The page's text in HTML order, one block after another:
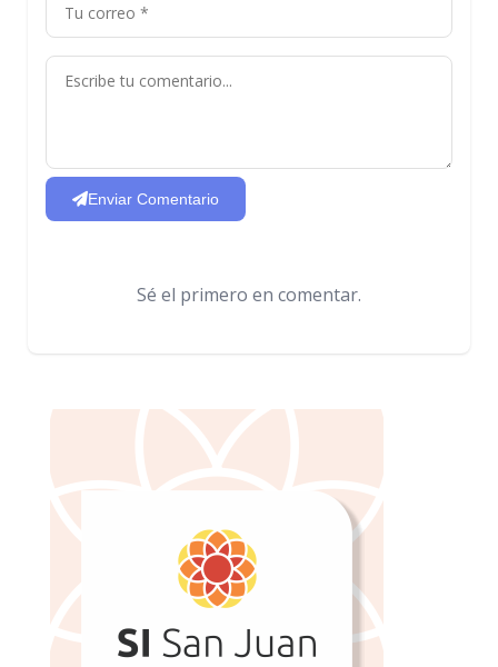
Enviar Comentario
Sé el primero en comentar.